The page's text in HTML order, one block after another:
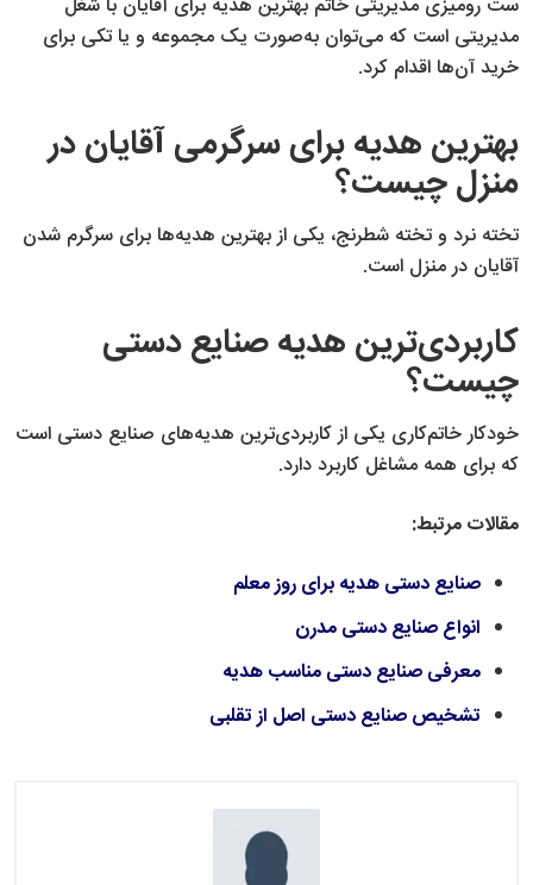
مدیریتی است که می‌توان به‌صورت یک مجموعه و یا تکی برای
خرید آن‌ها اقدام کرد.
بهترین هدیه برای سرگرمی آقایان در
منزل چیست؟
تخته نرد و تخته شطرنج، یکی از بهترین هدیه‌ها برای سرگرم شدن
آقایان در منزل است.
کاربردی‌ترین هدیه صنایع دستی
چیست؟
خودکار خاتم‌کاری یکی از کاربردی‌ترین هدیه‌های صنایع دستی است
که برای همه مشاغل کاربرد دارد.
مقالات مرتبط:
صنایع دستی هدیه برای روز معلم
انواع صنایع دستی مدرن
معرفی صنایع دستی مناسب هدیه
تشخیص صنایع دستی اصل از تقلبی